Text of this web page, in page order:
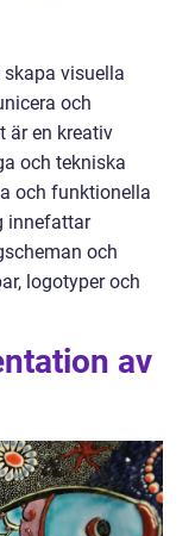
visuella
och
är en kreativ
och tekniska
och funktionella
innefattar
och
logotyper och
av